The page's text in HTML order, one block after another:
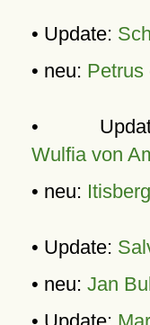
• Update:
• neu: Petrus
•
Wulfia von
• neu:
• Update:
• neu: Jan